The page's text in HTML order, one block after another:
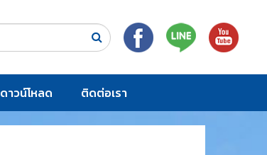
ดาวน์โหลด ติดต่อเรา